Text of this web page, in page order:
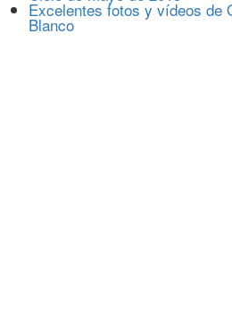
Excelentes fotos y vídeos de
Blanco